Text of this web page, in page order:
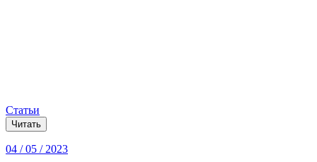
Статьи
Читать
04 / 05 / 2023